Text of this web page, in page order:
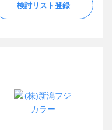
検討リスト登録